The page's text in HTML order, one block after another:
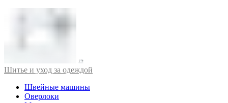
Шитье и уход за одеждой
Швейные машины
Оверлоки